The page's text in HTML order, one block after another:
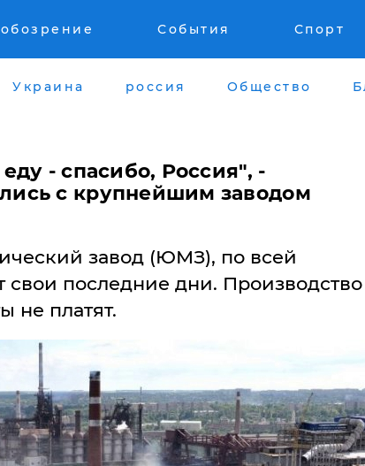
События Спорт
Украина россия Общество
- спасибо, Россия", -
с крупнейшим заводом
завод (ЮМЗ), по всей
свои последние дни. Производство
не платят.